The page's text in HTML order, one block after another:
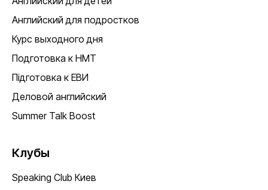
Английский для подростков
Курс выходного дня
Подготовка к НМТ
Підготовка к ЕВИ
Деловой английский
Summer Talk Boost
Клубы
Speaking Club Киев